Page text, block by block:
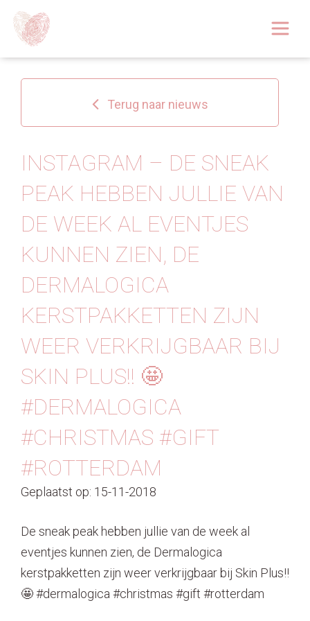
Over
Huidoplossingen
Behandelingen
Tarieven 2026
Blog
Webshop
Contact
Terug naar nieuws
INSTAGRAM – DE SNEAK
PEAK HEBBEN JULLIE VAN
DE WEEK AL EVENTJES
KUNNEN ZIEN, DE
DERMALOGICA
KERSTPAKKETTEN ZIJN
WEER VERKRIJGBAAR BIJ
SKIN PLUS!! 🤩
#DERMALOGICA
#CHRISTMAS #GIFT
#ROTTERDAM
Geplaatst op: 15-11-2018
De sneak peak hebben jullie van de week al
eventjes kunnen zien, de Dermalogica
kerstpakketten zijn weer verkrijgbaar bij Skin Plus!!
🤩 #dermalogica #christmas #gift #rotterdam